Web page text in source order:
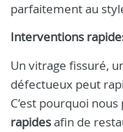
parfaitement au
Interventions
Un vitrage fissuré,
défectueux peut
C’est pourquoi
rapidesafin de